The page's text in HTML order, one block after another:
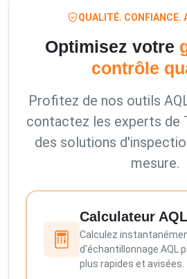
QUALITÉ. CONFIANCE.
Optimisez votre
contrôle
Profitez de nos outils
contactez les experts de
des solutions
mesure.
Calculateur AQL
Calculez
d'échantillonnage AQL
plus rapides et avisées.